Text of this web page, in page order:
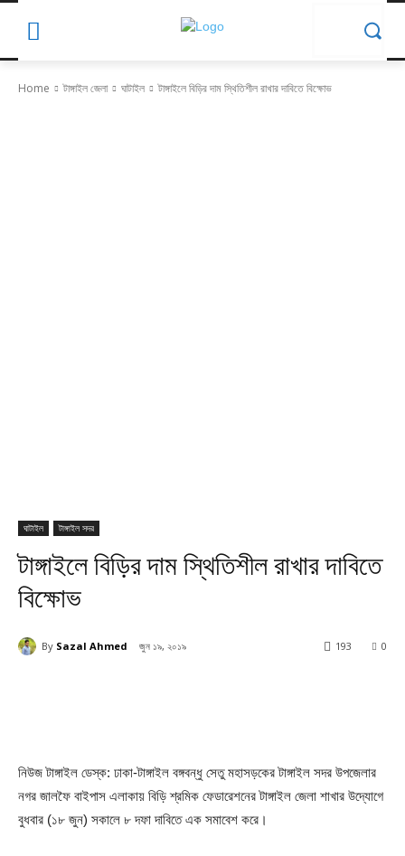
Home টাঙ্গাইল জেলা ঘাটাইল টাঙ্গাইলে বিড়ির দাম স্থিতিশীল রাখার দাবিতে বিক্ষোভ
ঘাটাইল টাঙ্গাইল সদর
টাঙ্গাইলে বিড়ির দাম স্থিতিশীল রাখার দাবিতে
বিক্ষোভ
By Sazal Ahmed জুন ১৯, ২০১৯ 0
193
নিউজ টাঙ্গাইল ডেস্ক: ঢাকা-টাঙ্গাইল বঙ্গবন্ধু সেতু মহাসড়কের টাঙ্গাইল সদর উপজেলার
নগর জালফৈ বাইপাস এলাকায় বিড়ি শ্রমিক ফেডারেশনের টাঙ্গাইল জেলা শাখার উদ্যোগে
বুধবার (১৮ জুন) সকালে ৮ দফা দাবিতে এক সমাবেশ করে।